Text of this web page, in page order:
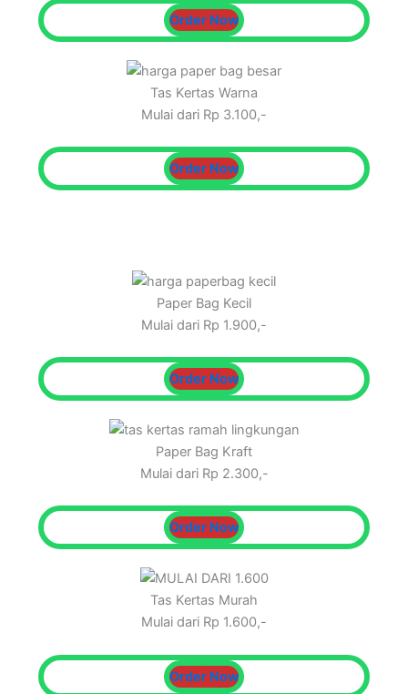
Order Now
Tas Kertas Warna
Mulai dari Rp 3.100,-
Order Now
Paper Bag Kecil
Mulai dari Rp 1.900,-
Order Now
Paper Bag Kraft
Mulai dari Rp 2.300,-
Order Now
Tas Kertas Murah
Mulai dari Rp 1.600,-
Order Now